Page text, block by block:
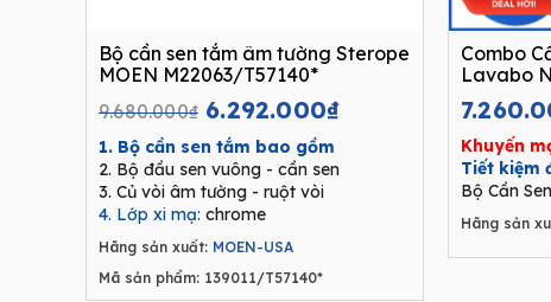
Bộ cần sen tắm âm tường Sterope
MOEN M22063/T57140*
9.680.000₫ Original
price
was:
9.680.000₫.
6.292.000₫Current
6.292.000₫.
1. Bộ cần sen tắm bao gồm
2. Bộ đầu sen vuông - cần sen
3. Củ vòi âm tường - ruột vòi
4. Lớp xi mạ: chrome
Hãng sản xuất: MOEN-USA
Mã sản phẩm: 139011/T57140*
Combo
Lavabo
Khuyến
Tiết kiệm
Bộ Cần
Hãng sản